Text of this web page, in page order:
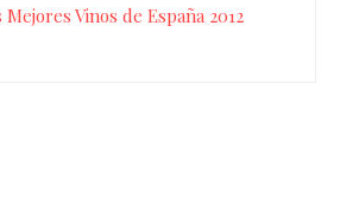
Vinos de España 2012